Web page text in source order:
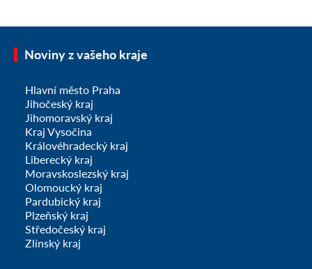
Noviny z vašeho kraje
Hlavní město Praha
Jihočeský kraj
Jihomoravský kraj
Kraj Vysočina
Královéhradecký kraj
Liberecký kraj
Moravskoslezský kraj
Olomoucký kraj
Pardubický kraj
Plzeňský kraj
Středočeský kraj
Zlínský kraj